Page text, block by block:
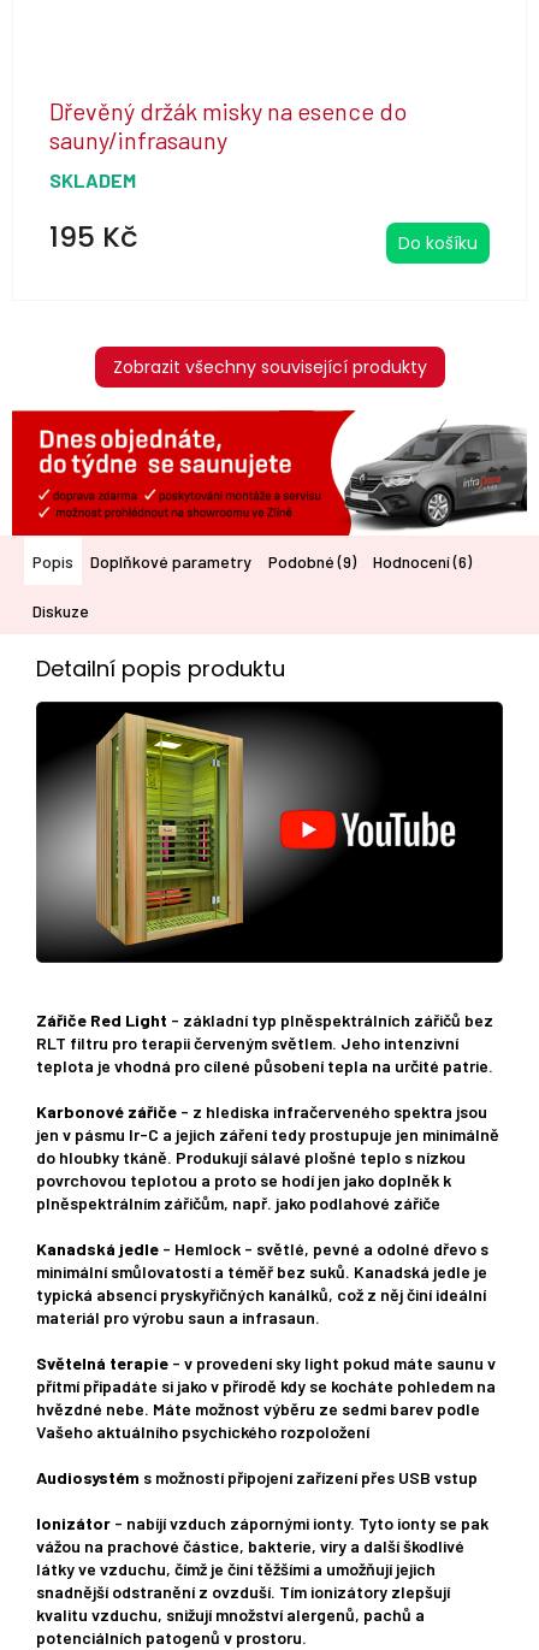
Dřevěný držák misky na esence do
sauny/infrasauny
SKLADEM
195 Kč Do košíku
Zobrazit všechny související produkty
Popis Doplňkové parametry Podobné (9) Hodnocení (6)
Diskuze
Detailní popis produktu
Zářiče Red Light - základní typ plněspektrálních zářičů bez
RLT filtru pro terapii červeným světlem. Jeho intenzivní
teplota je vhodná pro cílené působení tepla na určité patrie.
Karbonové zářiče - z hlediska infračerveného spektra jsou
jen v pásmu Ir-C a jejich záření tedy prostupuje jen minimálně
do hloubky tkáně. Produkují sálavé plošné teplo s nízkou
povrchovou teplotou a proto se hodí jen jako doplněk k
plněspektrálním zářičům, např. jako podlahové zářiče
Kanadská jedle - Hemlock - světlé, pevné a odolné dřevo s
minimální smůlovatostí a téměř bez suků. Kanadská jedle je
typická absencí pryskyřičných kanálků, což z něj činí ideální
materiál pro výrobu saun a infrasaun.
Světelná terapie - v provedení sky light pokud máte saunu v
přítmí připadáte si jako v přírodě kdy se kocháte pohledem na
hvězdné nebe. Máte možnost výběru ze sedmi barev podle
Vašeho aktuálního psychického rozpoložení
Audiosystém s možností připojení zařízení přes USB vstup
Ionizátor - nabíjí vzduch zápornými ionty. Tyto ionty se pak
vážou na prachové částice, bakterie, viry a další škodlivé
látky ve vzduchu, čímž je činí těžšími a umožňují jejich
snadnější odstranění z ovzduší. Tím ionizátory zlepšují
kvalitu vzduchu, snižují množství alergenů, pachů a
potenciálních patogenů v prostoru.